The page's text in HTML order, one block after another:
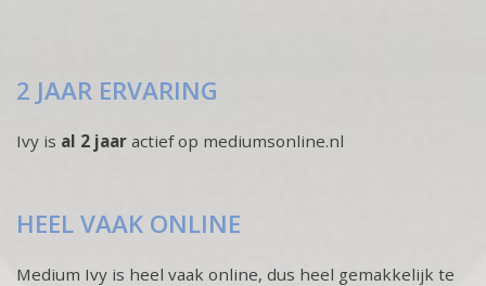
2 JAAR ERVARING
Ivy is al 2 jaar actief op mediumsonline.nl
HEEL VAAK ONLINE
Medium Ivy is heel vaak online, dus heel gemakkelijk te